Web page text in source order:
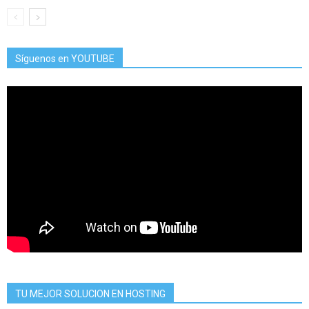
Síguenos en YOUTUBE
TU MEJOR SOLUCION EN HOSTING